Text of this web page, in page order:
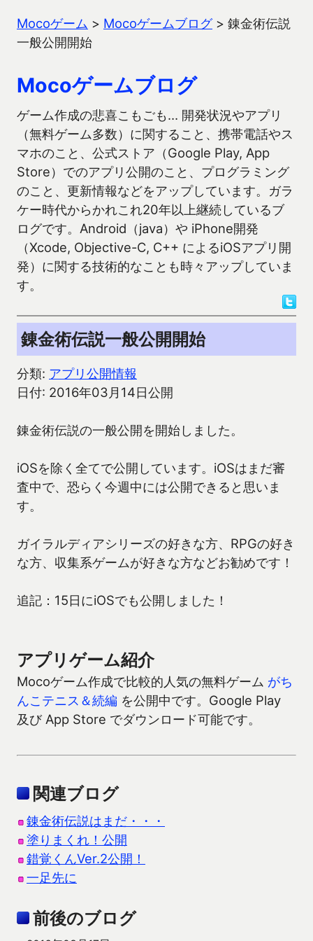
Mocoゲーム > Mocoゲームブログ> 錬金術伝説
一般公開開始
Mocoゲームブログ
ゲーム作成の悲喜こもごも… 開発状況やアプリ
（無料ゲーム多数）に関すること、携帯電話やス
マホのこと、公式ストア（Google Play, App
Store）でのアプリ公開のこと、プログラミング
のこと、更新情報などをアップしています。ガラ
ケー時代からかれこれ20年以上継続しているブ
ログです。Android（java）や iPhone開発
（Xcode, Objective-C, C++ によるiOSアプリ開
発）に関する技術的なことも時々アップしていま
す。
錬金術伝説一般公開開始
分類: アプリ公開情報
日付: 2016年03月14日公開
錬金術伝説の一般公開を開始しました。
iOSを除く全てで公開しています。iOSはまだ審
査中で、恐らく今週中には公開できると思いま
す。
ガイラルディアシリーズの好きな方、RPGの好き
な方、収集系ゲームが好きな方などお勧めです！
追記：15日にiOSでも公開しました！
アプリゲーム紹介
Mocoゲーム作成で比較的人気の無料ゲーム がち
んこテニス＆続編 を公開中です。Google Play
及び App Store でダウンロード可能です。
関連ブログ
錬金術伝説はまだ・・・
塗りまくれ！公開
錯覚くんVer.2公開！
一足先に
前後のブログ